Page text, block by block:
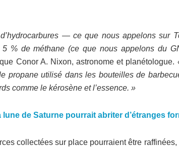
— ce que nous appelons sur
5 % de méthane (ce que nous appelons du
Conor A. Nixon, astronome et planétologue.
propane utilisé dans les bouteilles de
comme le kérosène et l’essence. »
lune de Saturne pourrait abriter d’étranges
collectées sur place pourraient être